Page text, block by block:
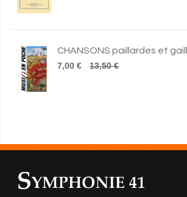
CHANSONS paillardes et
7,00 €
13,50 €